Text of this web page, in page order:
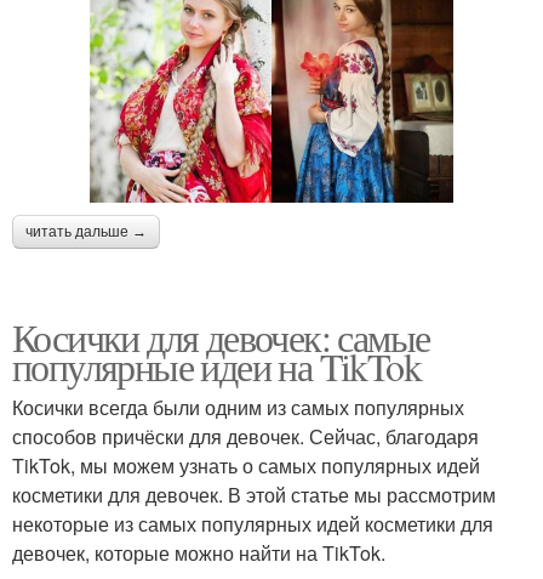
читать дальше →
Косички для девочек: самые
популярные идеи на TikTok
Косички всегда были одним из самых популярных
способов причёски для девочек. Сейчас, благодаря
TikTok, мы можем узнать о самых популярных идей
косметики для девочек. В этой статье мы рассмотрим
некоторые из самых популярных идей косметики для
девочек, которые можно найти на TikTok.